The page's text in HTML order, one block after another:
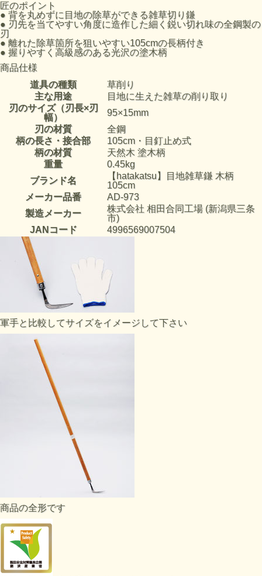
匠のポイント
● 背を丸めずに目地の除草ができる雑草切り鎌
● 刃先を当てやすい角度に造作した細く鋭い切れ味の全鋼製の
刃
● 離れた除草箇所を狙いやすい105cmの長柄付き
● 握りやすく高級感のある光沢の塗木柄
商品仕様
道具の種類
草削り
主な用途
目地に生えた雑草の削り取り
刃のサイズ（刃長×刃
幅）
95×15mm
刃の材質
全鋼
柄の長さ・接合部
105cm・目釘止め式
柄の材質
天然木 塗木柄
重量
0.45kg
ブランド名
【hatakatsu】目地雑草鎌 木柄
105cm
メーカー品番
AD-973
製造メーカー
株式会社 相田合同工場 (新潟県三条
市)
JANコード
4996569007504
軍手と比較してサイズをイメージして下さい
商品の全形です